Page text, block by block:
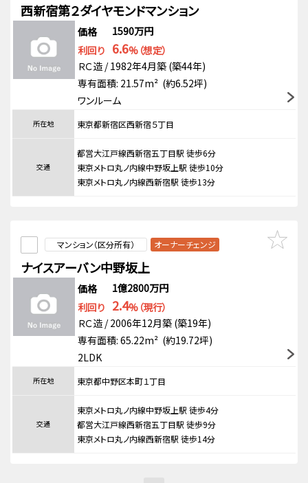
西新宿第２ダイヤモンドマンション
価格
1590万円
利回り 6.6%（想定）
ＲＣ造 / 1982年4月築 (築44年)
専有面積: 21.57m² (約6.52坪)
ワンルーム
所在地 東京都新宿区西新宿５丁目
交通
都営大江戸線西新宿五丁目駅 徒歩6分
東京メトロ丸ノ内線中野坂上駅 徒歩10分
東京メトロ丸ノ内線西新宿駅 徒歩13分
マンション（区分所有） オーナーチェンジ
ナイスアーバン中野坂上
価格
1億2800万円
利回り 2.4%（現行）
ＲＣ造 / 2006年12月築 (築19年)
専有面積: 65.22m² (約19.72坪)
2LDK
所在地 東京都中野区本町１丁目
交通
東京メトロ丸ノ内線中野坂上駅 徒歩4分
都営大江戸線西新宿五丁目駅 徒歩9分
東京メトロ丸ノ内線西新宿駅 徒歩14分